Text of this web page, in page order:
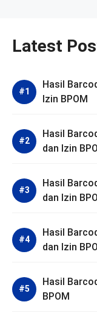
Latest
Hasil
Izin BPOM
Hasil
dan Izin
Hasil
dan Izin
Hasil
dan Izin
Hasil
BPOM